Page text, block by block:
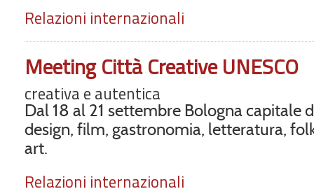
Relazioni internazionali
Meeting Città Creative UNESCO
creativa e autentica
Dal 18 al 21 settembre Bologna capitale
design, film, gastronomia, letteratura,
art.
Relazioni internazionali